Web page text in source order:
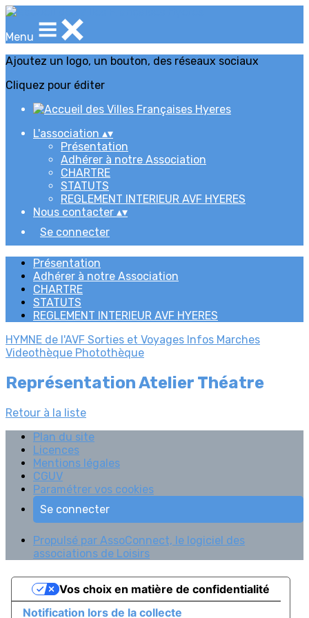
Menu
Ajoutez un logo, un bouton, des réseaux sociaux
Cliquez pour éditer
L'association ▴▾
Présentation
Adhérer à notre Association
CHARTRE
STATUTS
REGLEMENT INTERIEUR AVF HYERES
Nous contacter ▴▾
Se connecter
Présentation
Adhérer à notre Association
CHARTRE
STATUTS
REGLEMENT INTERIEUR AVF HYERES
HYMNE de l'AVF Sorties et Voyages Infos Marches
Videothèque Photothèque
Représentation Atelier Théatre
Retour à la liste
Plan du site
Licences
Mentions légales
CGUV
Paramétrer vos cookies
Se connecter
Propulsé par AssoConnect, le logiciel des
associations de Loisirs
Notification lors de la collecte
Vos choix en matière de confidentialité